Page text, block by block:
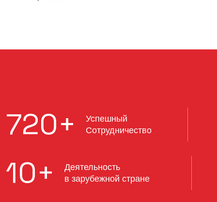
720+
Успешный
Сотрудничество
10+
Деятельность
в зарубежной стране